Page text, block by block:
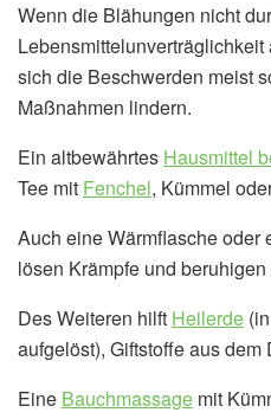
Wenn die Blähungen nicht
sich die Beschwerden meist
Maßnahmen lindern.
Ein altbewährtes Hausmittel
Tee mit Fenchel, Kümmel
Auch eine Wärmflasche oder
lösen Krämpfe und
Des Weiteren hilft Heilerde
aufgelöst), Giftstoffe aus dem
Eine Bauchmassage mit